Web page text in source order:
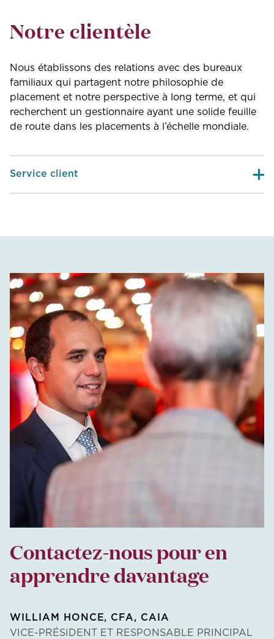
Notre clientèle
Nous établissons des relations avec des bureaux
familiaux qui partagent notre philosophie de
placement et notre perspective à long terme, et qui
recherchent un gestionnaire ayant une solide feuille
de route dans les placements à l’échelle mondiale.
Service client
Contactez-nous pour en
apprendre davantage
WILLIAM HONCE, CFA, CAIA
VICE-PRÉSIDENT ET RESPONSABLE PRINCIPAL